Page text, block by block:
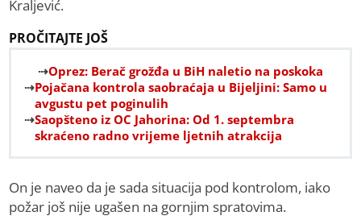
Kraljević.
PROČITAJTE JOŠ
Oprez: Berač grožđa u BiH naletio na poskoka
Pojačana kontrola saobraćaja u Bijeljini: Samo u
avgustu pet poginulih
Saopšteno iz OC Jahorina: Od 1. septembra
skraćeno radno vrijeme ljetnih atrakcija
On je naveo da je sada situacija pod kontrolom, iako
požar još nije ugašen na gornjim spratovima.